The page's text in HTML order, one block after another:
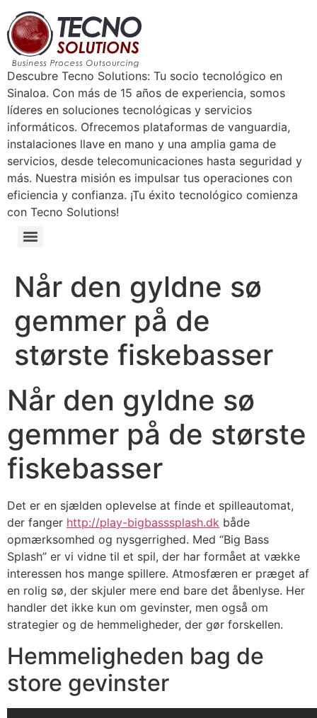
Descubre Tecno Solutions: Tu socio tecnológico en
Sinaloa. Con más de 15 años de experiencia, somos
líderes en soluciones tecnológicas y servicios
informáticos. Ofrecemos plataformas de vanguardia,
instalaciones llave en mano y una amplia gama de
servicios, desde telecomunicaciones hasta seguridad y
más. Nuestra misión es impulsar tus operaciones con
eficiencia y confianza. ¡Tu éxito tecnológico comienza
con Tecno Solutions!
Når den gyldne sø
gemmer på de
største fiskebasser
Når den gyldne sø
gemmer på de største
fiskebasser
Det er en sjælden oplevelse at finde et spilleautomat,
der fanger http://play-bigbasssplash.dk både
opmærksomhed og nysgerrighed. Med “Big Bass
Splash” er vi vidne til et spil, der har formået at vække
interessen hos mange spillere. Atmosfæren er præget af
en rolig sø, der skjuler mere end bare det åbenlyse. Her
handler det ikke kun om gevinster, men også om
strategier og de hemmeligheder, der gør forskellen.
Hemmeligheden bag de
store gevinster